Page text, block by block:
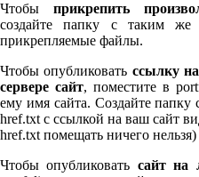
Чтобыприкрепить
создайте папку с таким
прикрепляемые файлы.
Чтобы опубликовать ссылку
сервере сайт, поместите в
ему имя сайта. Создайте
href.txt с ссылкой на ваш сайт
href.txt помещать ничего нельзя)
Чтобы опубликовать сайт на